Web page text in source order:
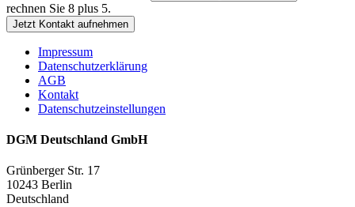
rechnen Sie 8 plus 5.
Jetzt Kontakt aufnehmen
Impressum
Datenschutzerklärung
AGB
Kontakt
Datenschutzeinstellungen
DGM Deutschland GmbH
Grünberger Str. 17
10243 Berlin
Deutschland